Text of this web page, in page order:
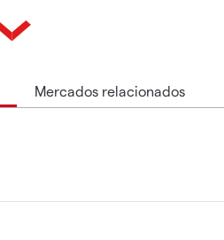
Mercados relacionados